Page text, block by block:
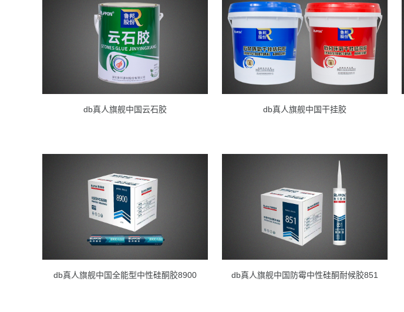
db真人旗舰中国云石胶 db真人旗舰中国干挂胶
db真人旗舰中国全能型中性硅酮胶8900 db真人旗舰中国防霉中性硅酮耐候胶851